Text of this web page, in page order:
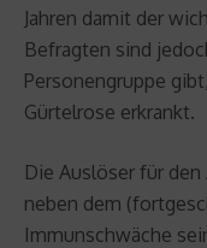
Jahren damit der
Befragten sind
Personengruppe
Gürtelrose erkrankt.
Die Auslöser für
neben dem
Immunschwäche